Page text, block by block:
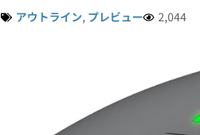
アウトライン, プレビュー 2,044